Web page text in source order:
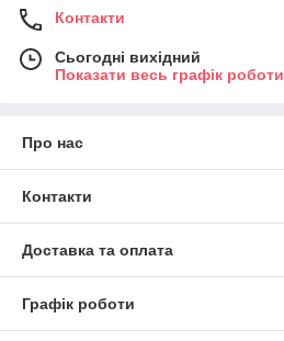
Контакти
Сьогодні вихідний
Показати весь графік роботи
Про нас
Контакти
Доставка та оплата
Графік роботи